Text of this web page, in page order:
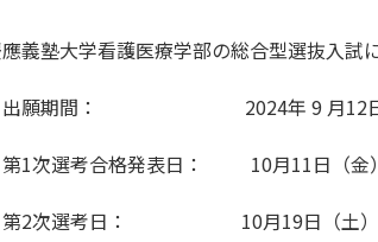
義塾大学看護医療学部の総合型選抜入試
出願期間： 2024年 9 月12日（木
1次選考合格発表日： 10月11日（金）
第2次選考日： 10月19日（土）